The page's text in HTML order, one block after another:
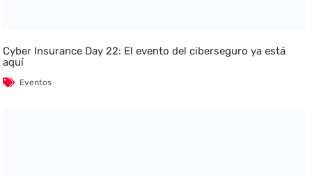
Cyber Insurance Day 22: El evento del ciberseguro ya está
aquí
Eventos